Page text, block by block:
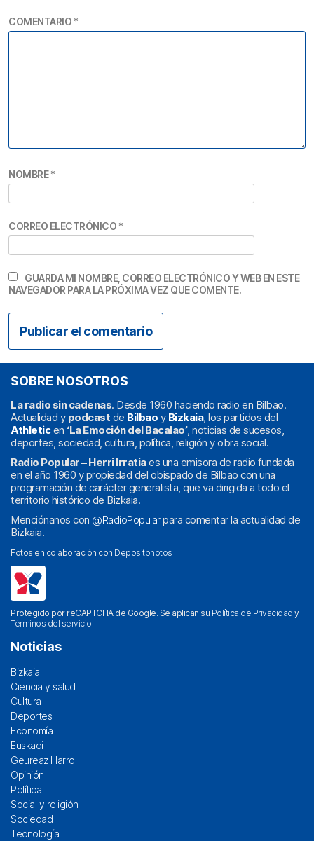
COMENTARIO *
NOMBRE*
CORREO ELECTRÓNICO *
GUARDA MI NOMBRE, CORREO ELECTRÓNICO Y WEB EN ESTE
NAVEGADOR PARA LA PRÓXIMA VEZ QUE COMENTE.
SOBRE NOSOTROS
La radio sin cadenas. Desde 1960 haciendo radio en Bilbao.
Actualidad y podcast de Bilbao y Bizkaia, los partidos del
Athleticen ‘La Emoción del Bacalao’, noticias de sucesos,
deportes, sociedad, cultura, política, religión y obra social.
Radio Popular – Herri Irratiaes una emisora de radio fundada
en el año 1960 y propiedad del obispado de Bilbao con una
programación de carácter generalista, que va dirigida a todo el
territorio histórico de Bizkaia.
Menciónanos con @RadioPopularpara comentar la actualidad de
Bizkaia.
Fotos en colaboración con Depositphotos
Protegido por reCAPTCHA de Google. Se aplican su Política de Privacidad y
Términos del servicio.
Noticias
Bizkaia
Ciencia y salud
Cultura
Deportes
Economía
Euskadi
Geureaz Harro
Opinión
Política
Social y religión
Sociedad
Tecnología